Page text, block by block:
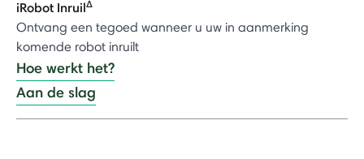
iRobot InruilΔ
Ontvang een tegoed wanneer u uw in aanmerking
komende robot inruilt
Hoe werkt het?
Aan de slag